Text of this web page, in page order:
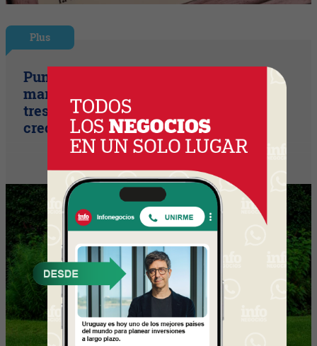
Plus
Punto Sano acelera a tres cifras (la
marca duplicó sus ventas y ya prepara
tres lanzamientos para seguir
creciendo)